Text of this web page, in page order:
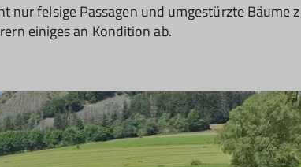
felsige Passagen und umgestürzte Bäume
einiges an Kondition ab.